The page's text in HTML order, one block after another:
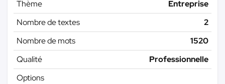
Thème
Entreprise
Nombre de textes
2
Nombre de mots
1520
Qualité
Professionnelle
Options